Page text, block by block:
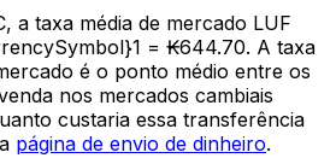
a taxa média de mercado LUF
= ₭644.70. A taxa
é o ponto médio entre os
nos mercados cambiais
custaria essa transferência
página de envio de dinheiro.